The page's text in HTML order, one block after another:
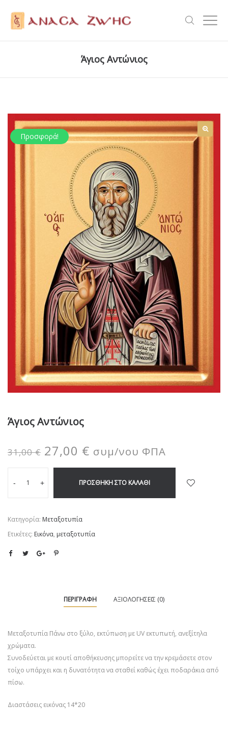
Άγιος Αντώνιος
Προσφορά!
Άγιος Αντώνιος
31,00€ 27,00 € συμ/νου ΦΠΑ
- + ΠΡΟΣΘΉΚΗ ΣΤΟ ΚΑΛΆΘΙ
Κατηγορία: Μεταξοτυπία
Ετικέτες: Εικόνα, μεταξοτυπία
ΠΕΡΙΓΡΑΦΉ ΑΞΙΟΛΟΓΉΣΕΙΣ (0)
Μεταξοτυπία Πάνω στο ξύλο, εκτύπωση με UV εκτυπωτή, ανεξίτηλα
χρώματα.
Συνοδεύεται με κουτί αποθήκευσης μπορείτε να την κρεμάσετε στον
τοίχο υπάρχει και η δυνατότητα να σταθεί καθώς έχει ποδαράκια από
πίσω.
Διαστάσεις εικόνας 14*20